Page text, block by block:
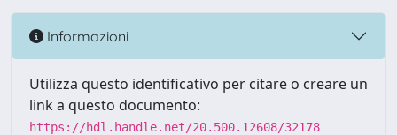
Informazioni
Utilizza questo identificativo per citare o creare un
link a questo documento:
https://hdl.handle.net/20.500.12608/32178